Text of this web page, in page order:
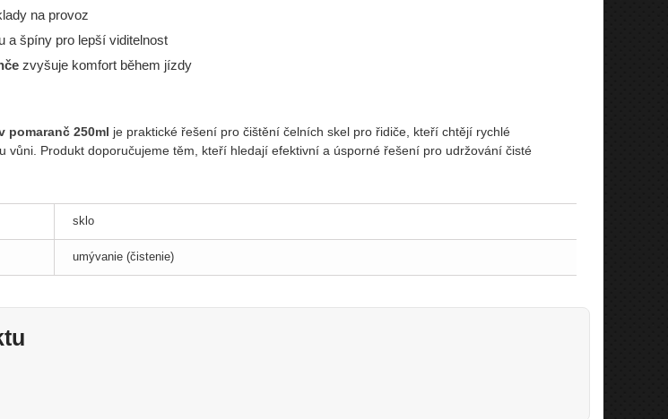
na provoz
a špíny pro lepší viditelnost
zvyšuje komfort během jízdy
pomaranč 250ml je praktické řešení pro čištění čelních skel pro řidiče, kteří chtějí rychlé
vůni. Produkt doporučujeme těm, kteří hledají efektivní a úsporné řešení pro udržování čisté
sklo
umývanie (čistenie)